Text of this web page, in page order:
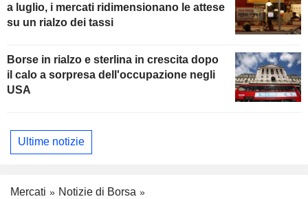
a luglio, i mercati ridimensionano le attese
su un rialzo dei tassi
Borse in rialzo e sterlina in crescita dopo
il calo a sorpresa dell'occupazione negli
USA
Ultime notizie
Mercati
Notizie di Borsa